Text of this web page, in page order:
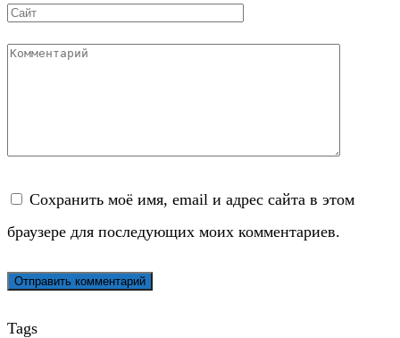
Сайт
Комментарий
Сохранить моё имя, email и адрес сайта в этом
браузере для последующих моих комментариев.
Tags